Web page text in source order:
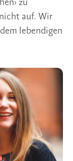
zu
auf. Wir
lebendigen